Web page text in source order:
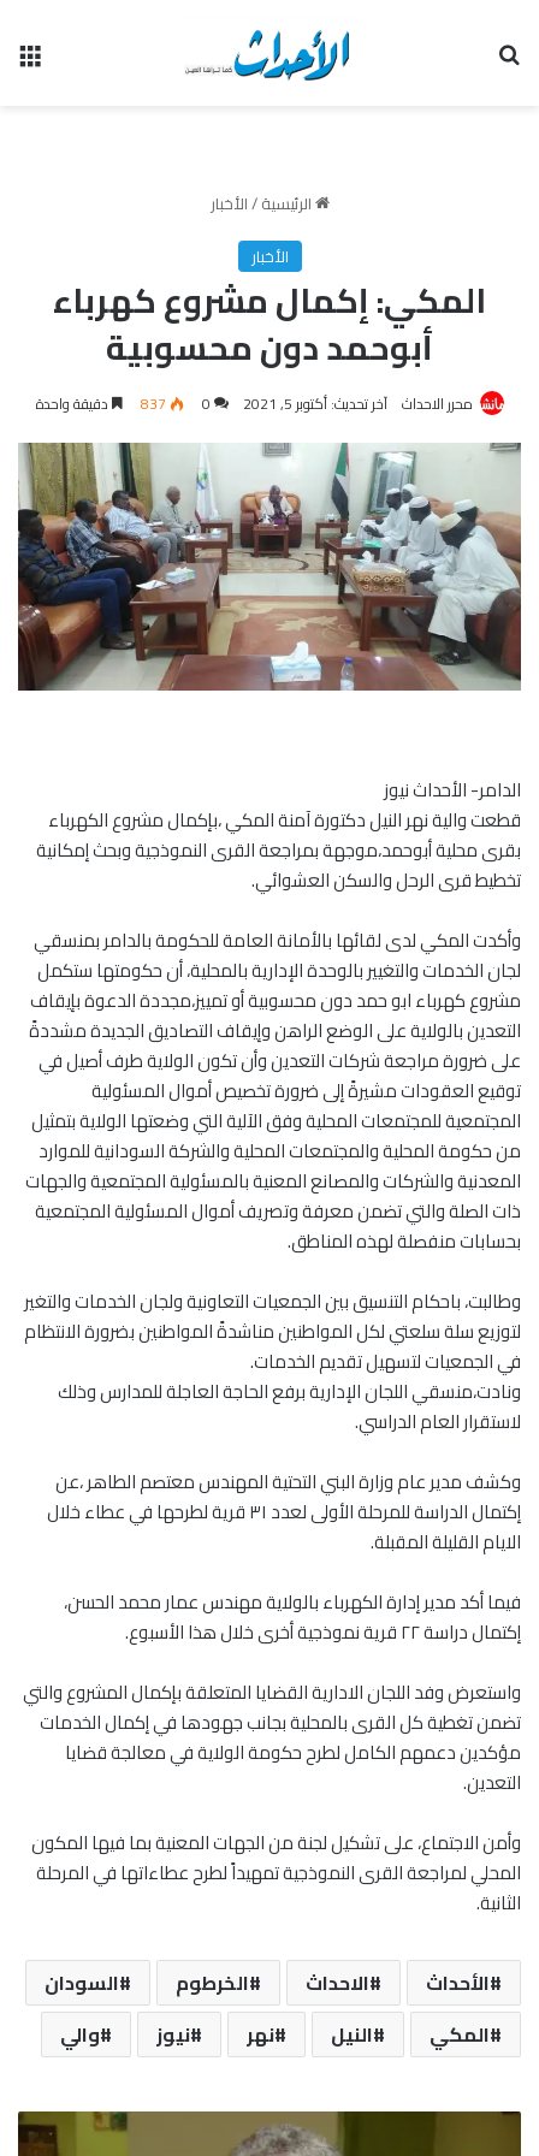
الرئيسية/الأخبار
الأخبار
المكي: إكمال مشروع كهرباء
أبوحمد دون محسوبية
محرر الاحداث آخر تحديث: أكتوبر 5, 2021 0
837 دقيقة واحدة
الدامر- الأحداث نيوز
قطعت والية نهر النيل دكتورة آمنة المكي ،بإكمال مشروع الكهرباء
بقرى محلية أبوحمد،موجهة بمراجعة القرى النموذجية وبحث إمكانية
تخطيط قرى الرحل والسكن العشوائي.
وأكدت المكي لدى لقائها بالأمانة العامة للحكومة بالدامر بمنسقي
لجان الخدمات والتغيير بالوحدة الإدارية بالمحلية، أن حكومتها ستكمل
مشروع كهرباء ابو حمد دون محسوبية أو تمييز،مجددة الدعوة بإيقاف
التعدين بالولاية على الوضع الراهن وإيقاف التصاديق الجديدة مشددةً
على ضرورة مراجعة شركات التعدين وأن تكون الولاية طرف أصيل في
توقيع العقودات مشيرةً إلى ضرورة تخصيص أموال المسئولية
المجتمعية للمجتمعات المحلية وفق الآلية التي وضعتها الولاية بتمثيل
من حكومة المحلية والمجتمعات المحلية والشركة السودانية للموارد
المعدنية والشركات والمصانع المعنية بالمسئولية المجتمعية والجهات
ذات الصلة والتي تضمن معرفة وتصريف أموال المسئولية المجتمعية
بحسابات منفصلة لهذه المناطق.
وطالبت، باحكام التنسيق بين الجمعيات التعاونية ولجان الخدمات والتغير
لتوزيع سلة سلعتي لكل المواطنين مناشدةً المواطنين بضرورة الانتظام
في الجمعيات لتسهيل تقديم الخدمات.
ونادت،منسقي اللجان الإدارية برفع الحاجة العاجلة للمدارس وذلك
لاستقرار العام الدراسي.
وكشف مدير عام وزارة البني التحتية المهندس معتصم الطاهر ،عن
إكتمال الدراسة للمرحلة الأولى لعدد ٣١ قرية لطرحها في عطاء خلال
الايام القليلة المقبلة.
فيما أكد مدير إدارة الكهرباء بالولاية مهندس عمار محمد الحسن،
إكتمال دراسة ٢٢ قرية نموذجية أخرى خلال هذا الأسبوع.
واستعرض وفد اللجان الادارية القضايا المتعلقة بإكمال المشروع والتي
تضمن تغطية كل القرى بالمحلية بجانب جهودها في إكمال الخدمات
مؤكدين دعمهم الكامل لطرح حكومة الولاية في معالجة قضايا
التعدين.
وأمن الاجتماع، على تشكيل لجنة من الجهات المعنية بما فيها المكون
المحلي لمراجعة القرى النموذجية تمهيداً لطرح عطاءاتها في المرحلة
الثانية.
الأحداث الاحداث الخرطوم
السودان
المكي
النيل نهر نيوز والي
و